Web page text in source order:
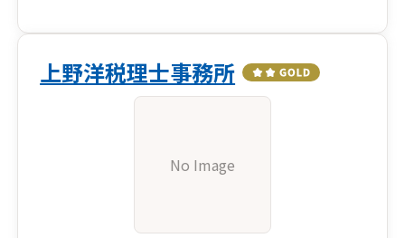
上野洋税理士事務所
No Image